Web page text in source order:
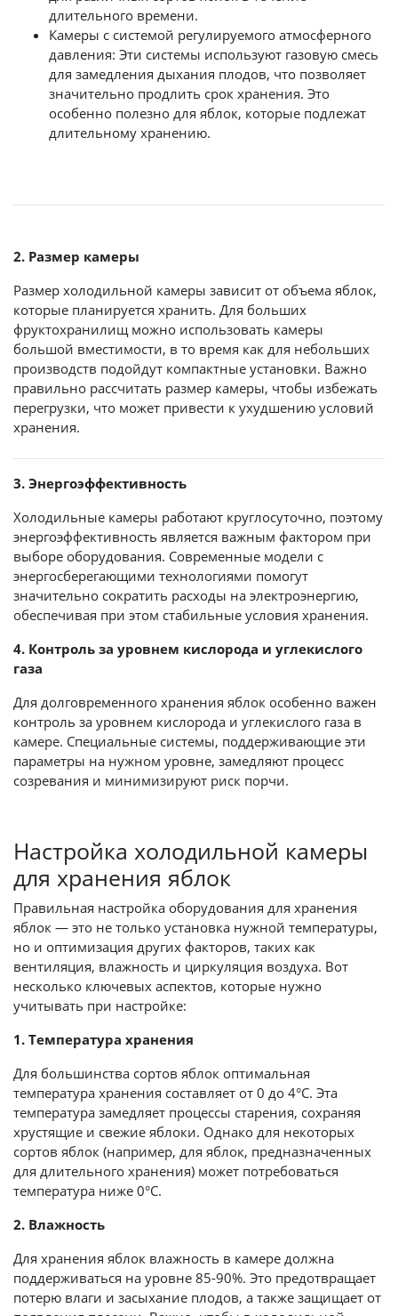
длительного времени.
Камеры с системой регулируемого атмосферного
давления: Эти системы используют газовую смесь
для замедления дыхания плодов, что позволяет
значительно продлить срок хранения. Это
особенно полезно для яблок, которые подлежат
длительному хранению.
2. Размер камеры
Размер холодильной камеры зависит от объема яблок,
которые планируется хранить. Для больших
фруктохранилищ можно использовать камеры
большой вместимости, в то время как для небольших
производств подойдут компактные установки. Важно
правильно рассчитать размер камеры, чтобы избежать
перегрузки, что может привести к ухудшению условий
хранения.
3. Энергоэффективность
Холодильные камеры работают круглосуточно, поэтому
энергоэффективность является важным фактором при
выборе оборудования. Современные модели с
энергосберегающими технологиями помогут
значительно сократить расходы на электроэнергию,
обеспечивая при этом стабильные условия хранения.
4. Контроль за уровнем кислорода и углекислого
газа
Для долговременного хранения яблок особенно важен
контроль за уровнем кислорода и углекислого газа в
камере. Специальные системы, поддерживающие эти
параметры на нужном уровне, замедляют процесс
созревания и минимизируют риск порчи.
Настройка холодильной камеры
для хранения яблок
Правильная настройка оборудования для хранения
яблок — это не только установка нужной температуры,
но и оптимизация других факторов, таких как
вентиляция, влажность и циркуляция воздуха. Вот
несколько ключевых аспектов, которые нужно
учитывать при настройке:
1. Температура хранения
Для большинства сортов яблок оптимальная
температура хранения составляет от 0 до 4°C. Эта
температура замедляет процессы старения, сохраняя
хрустящие и свежие яблоки. Однако для некоторых
сортов яблок (например, для яблок, предназначенных
для длительного хранения) может потребоваться
температура ниже 0°C.
2. Влажность
Для хранения яблок влажность в камере должна
поддерживаться на уровне 85-90%. Это предотвращает
потерю влаги и засыхание плодов, а также защищает от